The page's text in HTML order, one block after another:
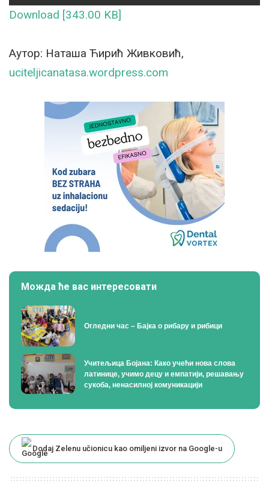
Download [343.00 KB]
Аутор: Наташа Ћирић Живковић,
uciteljicanatasa.wordpress.com
Можда ће вас интересовати
Огледни час – Бајка о рибару и рибици
Учитељица Бојана: Како учећи нова слова
латинице, учимо децу и емпатији, решавању
сукоба, ненасилној комуникацији
Dodaj Zelenu učionicu kao omiljeni izvor na Google-u